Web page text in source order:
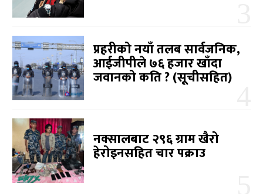
प्रहरीको नयाँ तलब सार्वजनिक,
आईजीपीले ७६ हजार खाँदा
जवानको कति ? (सूचीसहित)
नक्सालबाट २९६ ग्राम खैरो
हेरोइनसहित चार पक्राउ